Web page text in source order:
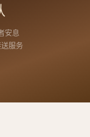
安息
服务